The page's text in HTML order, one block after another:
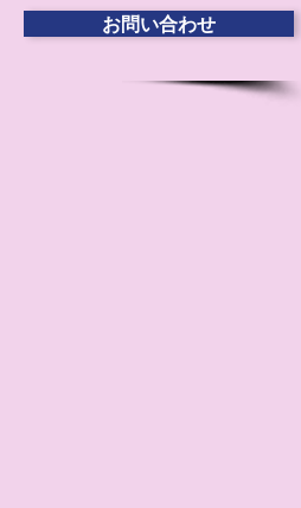
お問い合わせ